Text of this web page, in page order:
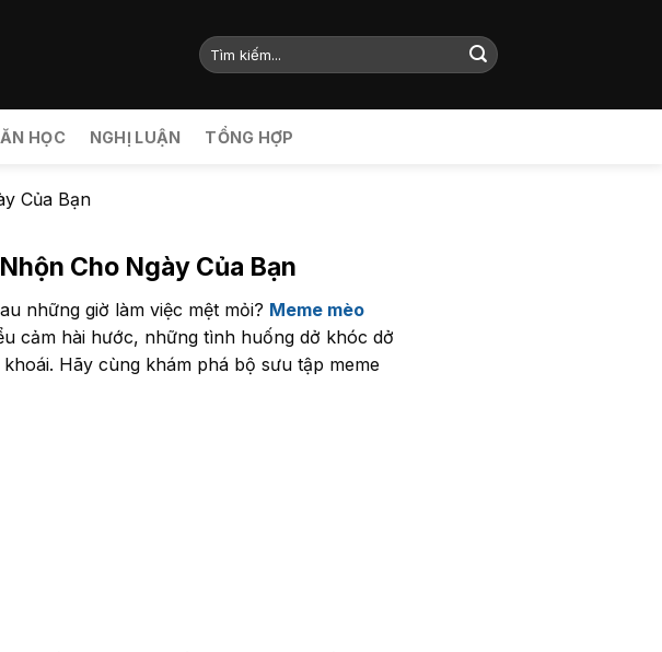
HỌC NGHỊ LUẬN TỔNG HỢP
Của Bạn
Cho Ngày Của Bạn
những giờ làm việc mệt mỏi? Meme mèo
cảm hài hước, những tình huống dở khóc dở
Hãy cùng khám phá bộ sưu tập meme